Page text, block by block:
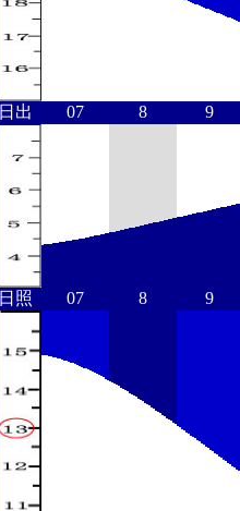
日出 07 8 9
日照 07 8 9